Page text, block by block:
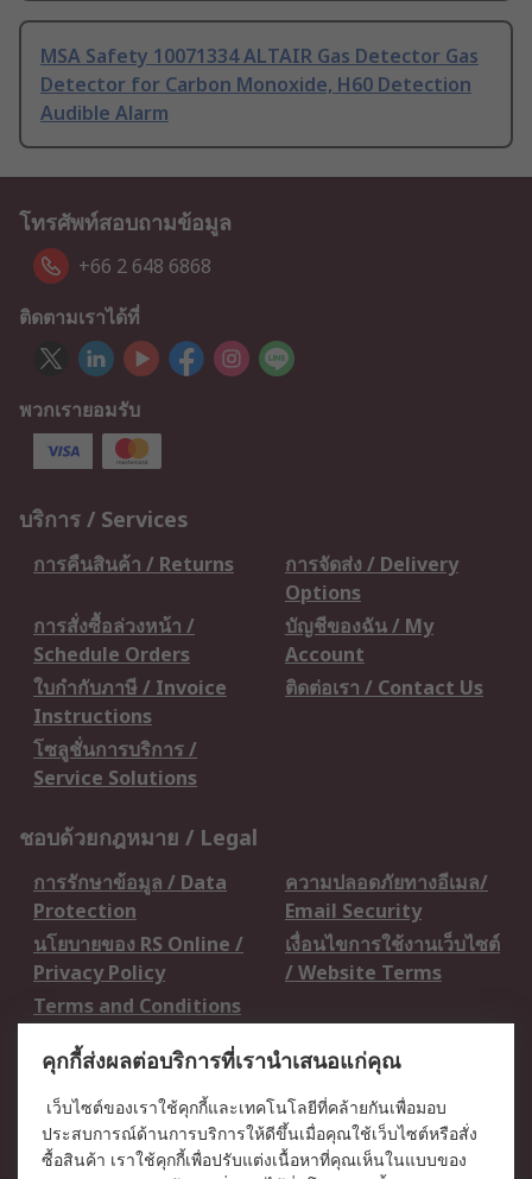
MSA Safety 10071334 ALTAIR Gas Detector Gas
Detector for Carbon Monoxide, H60 Detection
Audible Alarm
โทรศัพท์สอบถามข้อมูล
+66 2 648 6868
ติดตามเราได้ที่
พวกเรายอมรับ
บริการ / Services
การคืนสินค้า / Returns
การจัดส่ง / Delivery
Options
การสั่งซื้อล่วงหน้า /
Schedule Orders
บัญชีของฉัน / My
Account
ใบกำกับภาษี / Invoice
Instructions
ติดต่อเรา / Contact Us
โซลูชั่นการบริการ /
Service Solutions
ชอบด้วยกฎหมาย / Legal
การรักษาข้อมูล / Data
Protection
ความปลอดภัยทางอีเมล/
Email Security
นโยบายของ RS Online /
Privacy Policy
เงื่อนไขการใช้งานเว็บไซต์
/ Website Terms
Terms and Conditions
เกี่ยวกับ RS / About RS
RS ทั่วโลก / RS
Worldwide
ข่าวประชาสัมพันธ์ / Press
Centre
คุกกี้ส่งผลต่อบริการที่เรานำเสนอแก่คุณ
เว็บไซต์ของเราใช้คุกกี้และเทคโนโลยีที่คล้ายกันเพื่อมอบ
ประสบการณ์ด้านการบริการให้ดีขึ้นเมื่อคุณใช้เว็บไซต์หรือสั่ง
ซื้อสินค้า เราใช้คุกกี้เพื่อปรับแต่งเนื้อหาที่คุณเห็นในแบบของ